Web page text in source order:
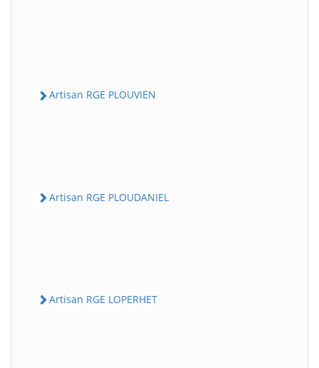
Artisan RGE PLOUVIEN
Artisan RGE PLOUDANIEL
Artisan RGE LOPERHET